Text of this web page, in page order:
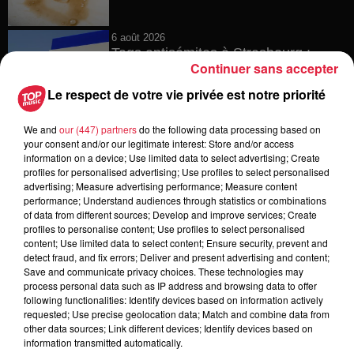
6 août 2026
Tags antisémites à Strasbourg :
Catherine Trautmann réagit
6 août 2026
Au zoo de Mulhouse : rencontre
avec les flamants rouges
6 août 2026
Les dernières infos sur la venue du
pape à Metz en septembre
Le respect de votre vie privée est notre priorité
We and our (447) partnersdo the following data processing based on
your consent and/or our legitimate interest: Store and/or access
information on a device; Use limited data to select advertising; Create
profiles for personalised advertising; Use profiles to select personalised
advertising; Measure advertising performance; Measure content
performance; Understand audiences through statistics or combinations
of data from different sources; Develop and improve services; Create
profiles to personalise content; Use profiles to select personalised
content; Use limited data to select content; Ensure security, prevent and
detect fraud, and fix errors; Deliver and present advertising and content;
Save and communicate privacy choices. These technologies may
process personal data such as IP address and browsing data to offer
following functionalities: Identify devices based on information actively
requested; Use precise geolocation data; Match and combine data from
other data sources; Link different devices; Identify devices based on
information transmitted automatically.
Continuer sans accepter